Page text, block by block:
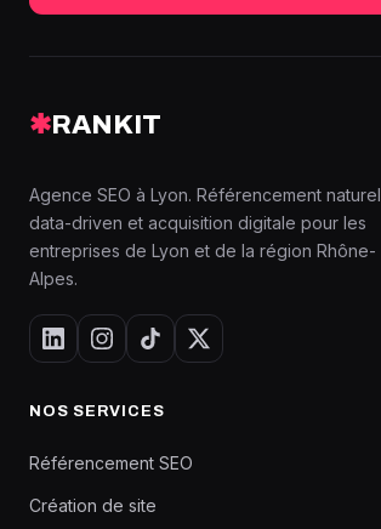
✱RANKIT
Agence SEO à Lyon. Référencement naturel
data-driven et acquisition digitale pour les
entreprises de Lyon et de la région Rhône-
Alpes.
NOS SERVICES
Référencement SEO
Création de site